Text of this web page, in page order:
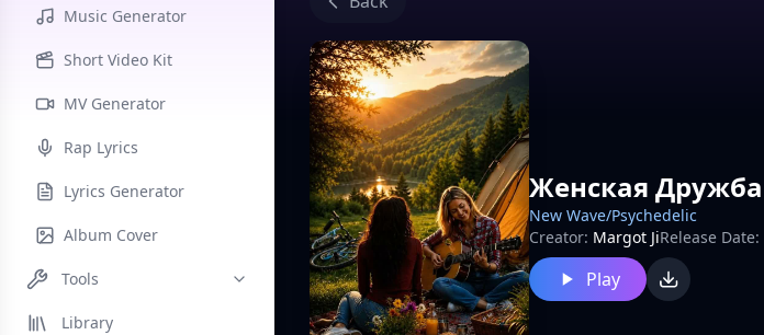
Music Generator
Short Video Kit
MV Generator
Rap Lyrics
Lyrics Generator
Album Cover
Tools
Library
Женская Дружба
New Wave/Psychedelic
Creator: Margot JiRelease Date:
Play